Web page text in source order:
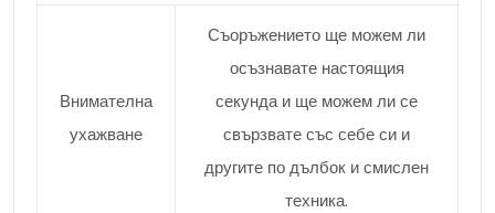
Внимателна
ухажване
Съоръжението ще можем ли
осъзнавате настоящия
секунда и ще можем ли се
свързвате със себе си и
другите по дълбок и смислен
техника.